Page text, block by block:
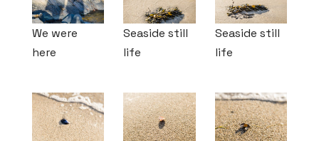
We were
here
Seaside still
life
Seaside still
life